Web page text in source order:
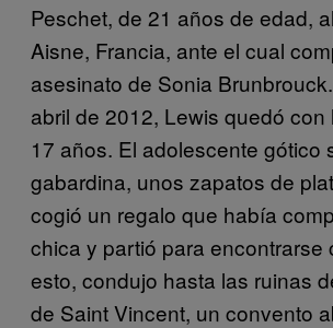
Peschet, de 21 años de edad,
Aisne, Francia, ante el cual
asesinato de Sonia
abril de 2012, Lewis quedó con
17 años. El adolescente gótico
gabardina, unos zapatos de
cogió un regalo que había
chica y partió para encontrarse
esto, condujo hasta las ruinas
de Saint Vincent, un convento